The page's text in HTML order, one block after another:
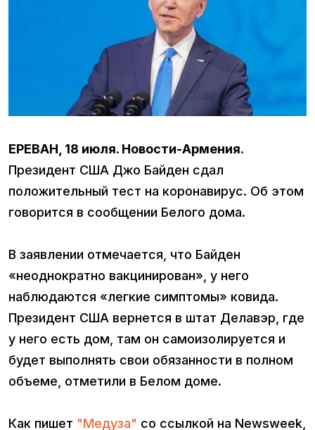
ЕРЕВАН, 18 июля. Новости-Армения.
Президент США Джо Байден сдал
положительный тест на коронавирус. Об этом
говорится в сообщении Белого дома.
В заявлении отмечается, что Байден
«неоднократно вакцинирован», у него
наблюдаются «легкие симптомы» ковида.
Президент США вернется в штат Делавэр, где
у него есть дом, там он самоизолируется и
будет выполнять свои обязанности в полном
объеме, отметили в Белом доме.
Как пишет "Медуза" со ссылкой на Newsweek,